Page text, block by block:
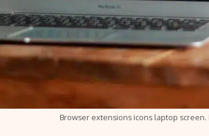
Browser extensions icons laptop